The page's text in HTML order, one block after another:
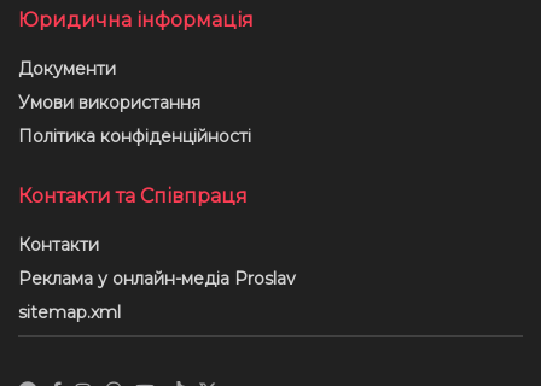
Юридична інформація
Документи
Умови використання
Політика конфіденційності
Контакти та Співпраця
Контакти
Реклама у онлайн-медіа Proslav
sitemap.xml